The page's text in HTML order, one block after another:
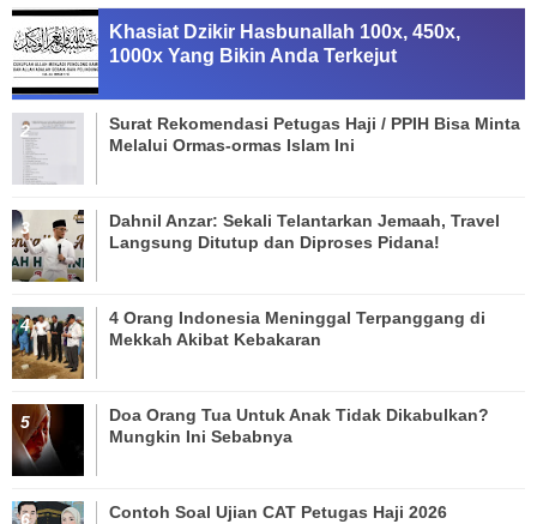
Khasiat Dzikir Hasbunallah 100x, 450x,
1000x Yang Bikin Anda Terkejut
Surat Rekomendasi Petugas Haji / PPIH Bisa Minta
Melalui Ormas-ormas Islam Ini
Dahnil Anzar: Sekali Telantarkan Jemaah, Travel
Langsung Ditutup dan Diproses Pidana!
4 Orang Indonesia Meninggal Terpanggang di
Mekkah Akibat Kebakaran
Doa Orang Tua Untuk Anak Tidak Dikabulkan?
Mungkin Ini Sebabnya
Contoh Soal Ujian CAT Petugas Haji 2026